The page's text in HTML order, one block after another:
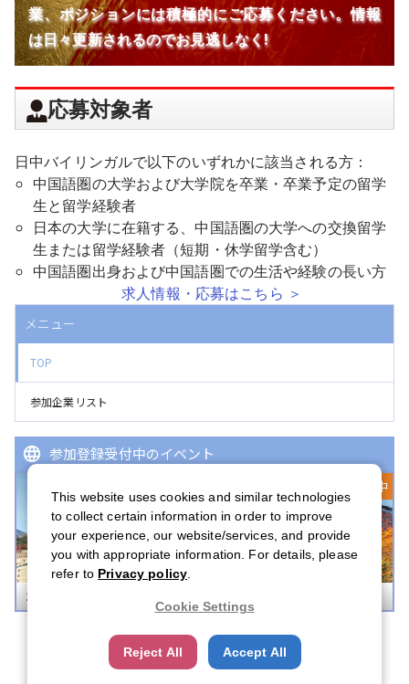
業、ポジションには積極的にご応募ください。情報
は日々更新されるのでお見逃しなく!
応募対象者
日中バイリンガルで以下のいずれかに該当される方：
中国語圏の大学および大学院を卒業・卒業予定の留学
生と留学経験者
日本の大学に在籍する、中国語圏の大学への交換留学
生または留学経験者（短期・休学留学含む）
中国語圏出身および中国語圏での生活や経験の長い方
求人情報・応募はこちら ＞
メニュー
TOP
参加企業リスト
参加登録受付中のイベント
登録受付中
ボストンキャリアフォーラム 2026
This website uses cookies and similar technologies
to collect certain information in order to improve
your experience, our website/services, and provide
you with appropriate information. For details, please
refer to Privacy policy
Cookie Settings
Reject All Accept All